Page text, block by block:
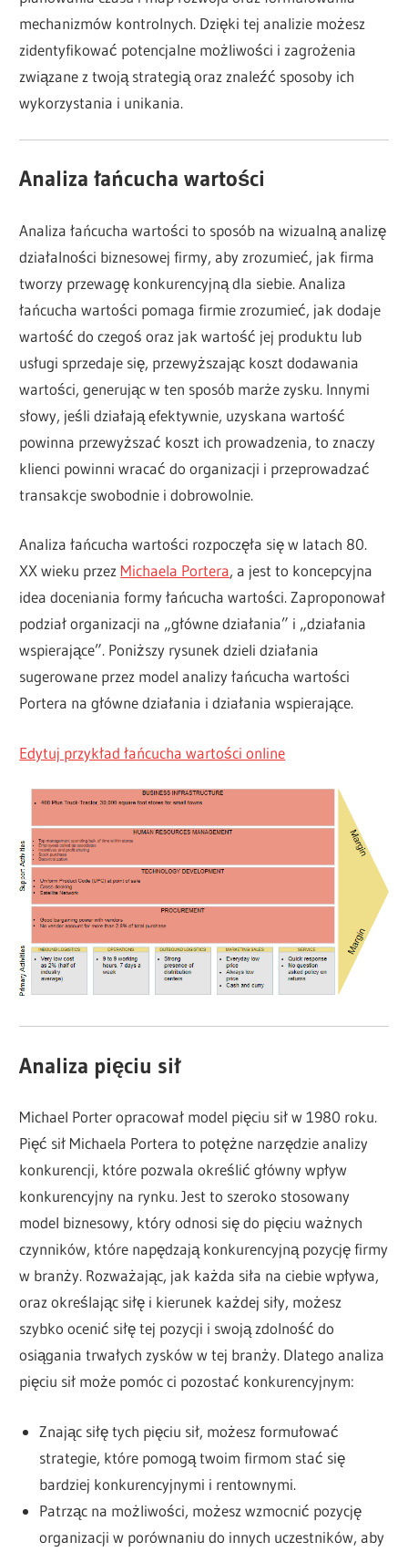
mechanizmów kontrolnych. Dzięki tej analizie możesz
zidentyfikować potencjalne możliwości i zagrożenia
związane z twoją strategią oraz znaleźć sposoby ich
wykorzystania i unikania.
Analiza łańcucha wartości
Analiza łańcucha wartości to sposób na wizualną analizę
działalności biznesowej firmy, aby zrozumieć, jak firma
tworzy przewagę konkurencyjną dla siebie. Analiza
łańcucha wartości pomaga firmie zrozumieć, jak dodaje
wartość do czegoś oraz jak wartość jej produktu lub
usługi sprzedaje się, przewyższając koszt dodawania
wartości, generując w ten sposób marże zysku. Innymi
słowy, jeśli działają efektywnie, uzyskana wartość
powinna przewyższać koszt ich prowadzenia, to znaczy
klienci powinni wracać do organizacji i przeprowadzać
transakcje swobodnie i dobrowolnie.
Analiza łańcucha wartości rozpoczęła się w latach 80.
XX wieku przez Michaela Portera, a jest to koncepcyjna
idea doceniania formy łańcucha wartości. Zaproponował
podział organizacji na „główne działania” i „działania
wspierające”. Poniższy rysunek dzieli działania
sugerowane przez model analizy łańcucha wartości
Portera na główne działania i działania wspierające.
Edytuj przykład łańcucha wartości online
Analiza pięciu sił
Michael Porter opracował model pięciu sił w 1980 roku.
Pięć sił Michaela Portera to potężne narzędzie analizy
konkurencji, które pozwala określić główny wpływ
konkurencyjny na rynku. Jest to szeroko stosowany
model biznesowy, który odnosi się do pięciu ważnych
czynników, które napędzają konkurencyjną pozycję firmy
w branży. Rozważając, jak każda siła na ciebie wpływa,
oraz określając siłę i kierunek każdej siły, możesz
szybko ocenić siłę tej pozycji i swoją zdolność do
osiągania trwałych zysków w tej branży. Dlatego analiza
pięciu sił może pomóc ci pozostać konkurencyjnym:
Znając siłę tych pięciu sił, możesz formułować
strategie, które pomogą twoim firmom stać się
bardziej konkurencyjnymi i rentownymi.
Patrząc na możliwości, możesz wzmocnić pozycję
organizacji w porównaniu do innych uczestników, aby